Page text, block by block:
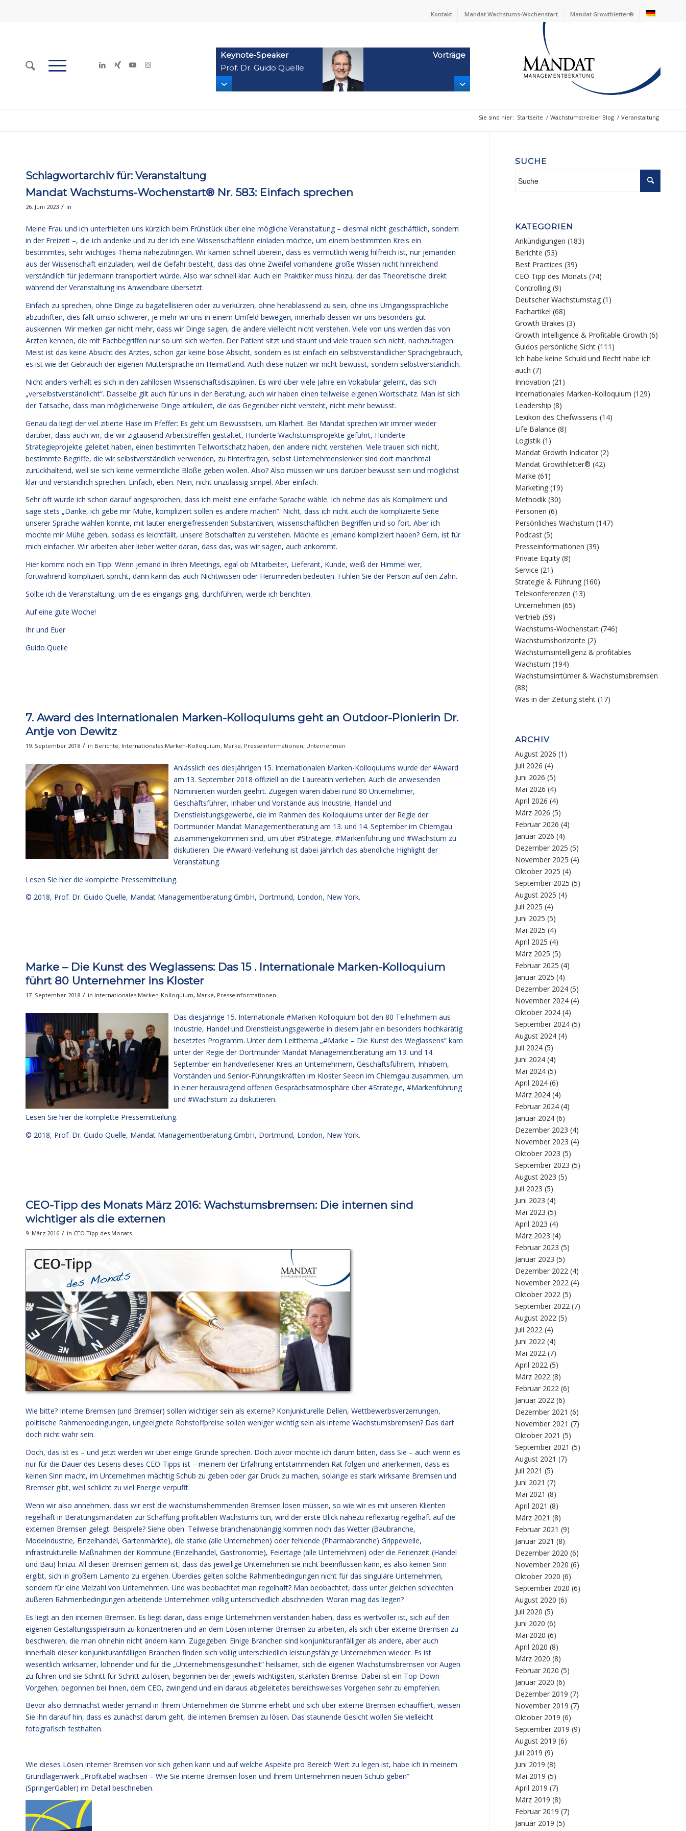
Kontakt Mandat Wachstums-Wochenstart Mandat Growthletter®
Keynote‑Speaker
Prof. Dr. Guido Quelle
Vorträge
Sie sind hier: Startseite / Wachstumstreiber Blog / Veranstaltung
Schlagwortarchiv für: Veranstaltung
Mandat Wachstums-Wochenstart® Nr. 583: Einfach sprechen
26. Juni 2023 / in
Meine Frau und ich unterhielten uns kürzlich beim Frühstück über eine mögliche Veranstaltung – diesmal nicht geschäftlich, sondern
in der Freizeit –, die ich andenke und zu der ich eine Wissenschaftlerin einladen möchte, um einem bestimmten Kreis ein
bestimmtes, sehr wichtiges Thema nahezubringen. Wir kamen schnell überein, dass es vermutlich wenig hilfreich ist, nur jemanden
aus der Wissenschaft einzuladen, weil die Gefahr besteht, dass das ohne Zweifel vorhandene große Wissen nicht hinreichend
verständlich für jedermann transportiert würde. Also war schnell klar: Auch ein Praktiker muss hinzu, der das Theoretische direkt
während der Veranstaltung ins Anwendbare übersetzt.
Einfach zu sprechen, ohne Dinge zu bagatellisieren oder zu verkürzen, ohne herablassend zu sein, ohne ins Umgangssprachliche
abzudriften, dies fällt umso schwerer, je mehr wir uns in einem Umfeld bewegen, innerhalb dessen wir uns besonders gut
auskennen. Wir merken gar nicht mehr, dass wir Dinge sagen, die andere vielleicht nicht verstehen. Viele von uns werden das von
Ärzten kennen, die mit Fachbegriffen nur so um sich werfen. Der Patient sitzt und staunt und viele trauen sich nicht, nachzufragen.
Meist ist das keine Absicht des Arztes, schon gar keine böse Absicht, sondern es ist einfach ein selbstverständlicher Sprachgebrauch,
es ist wie der Gebrauch der eigenen Muttersprache im Heimatland. Auch diese nutzen wir nicht bewusst, sondern selbstverständlich.
Nicht anders verhält es sich in den zahllosen Wissenschaftsdisziplinen. Es wird über viele Jahre ein Vokabular gelernt, das sich
„verselbstverständlicht“. Dasselbe gilt auch für uns in der Beratung, auch wir haben einen teilweise eigenen Wortschatz. Man ist sich
der Tatsache, dass man möglicherweise Dinge artikuliert, die das Gegenüber nicht versteht, nicht mehr bewusst.
Genau da liegt der viel zitierte Hase im Pfeffer: Es geht um Bewusstsein, um Klarheit. Bei Mandat sprechen wir immer wieder
darüber, dass auch wir, die wir zigtausend Arbeitstreffen gestaltet, Hunderte Wachstumsprojekte geführt, Hunderte
Strategieprojekte geleitet haben, einen bestimmten Teilwortschatz haben, den andere nicht verstehen. Viele trauen sich nicht,
bestimmte Begriffe, die wir selbstverständlich verwenden, zu hinterfragen, selbst Unternehmenslenker sind dort manchmal
zurückhaltend, weil sie sich keine vermeintliche Blöße geben wollen. Also? Also müssen wir uns darüber bewusst sein und möglichst
klar und verständlich sprechen. Einfach, eben. Nein, nicht unzulässig simpel. Aber einfach.
Sehr oft wurde ich schon darauf angesprochen, dass ich meist eine einfache Sprache wähle. Ich nehme das als Kompliment und
sage stets „Danke, ich gebe mir Mühe, kompliziert sollen es andere machen“. Nicht, dass ich nicht auch die komplizierte Seite
unserer Sprache wählen könnte, mit lauter energiefressenden Substantiven, wissenschaftlichen Begriffen und so fort. Aber ich
möchte mir Mühe geben, sodass es leichtfällt, unsere Botschaften zu verstehen. Möchte es jemand kompliziert haben? Gern, ist für
mich einfacher. Wir arbeiten aber lieber weiter daran, dass das, was wir sagen, auch ankommt.
Hier kommt noch ein Tipp: Wenn jemand in Ihren Meetings, egal ob Mitarbeiter, Lieferant, Kunde, weiß der Himmel wer,
fortwährend kompliziert spricht, dann kann das auch Nichtwissen oder Herumreden bedeuten. Fühlen Sie der Person auf den Zahn.
Sollte ich die Veranstaltung, um die es eingangs ging, durchführen, werde ich berichten.
Auf eine gute Woche!
Ihr und Euer
Guido Quelle
7. Award des Internationalen Marken-Kolloquiums geht an Outdoor-Pionierin Dr.
Antje von Dewitz
19. September 2018 / in Berichte, Internationales Marken-Kolloquium, Marke, Presseinformationen, Unternehmen
Anlässlich des diesjährigen 15. Internationalen Marken-Kolloquiums wurde der #Award
am 13. September 2018 offiziell an die Laureatin verliehen. Auch die anwesenden
Nominierten wurden geehrt. Zugegen waren dabei rund 80 Unternehmer,
Geschäftsführer, Inhaber und Vorstände aus Industrie, Handel und
Dienstleistungsgewerbe, die im Rahmen des Kolloquiums unter der Regie der
Dortmunder Mandat Managementberatung am 13. und 14. September im Chiemgau
zusammengekommen sind, um über #Strategie, #Markenführung und #Wachstum zu
diskutieren. Die #Award-Verleihung ist dabei jährlich das abendliche Highlight der
Veranstaltung.
Lesen Sie hier die komplette Pressemitteilung.
© 2018, Prof. Dr. Guido Quelle, Mandat Managementberatung GmbH, Dortmund, London, New York.
Marke – Die Kunst des Weglassens: Das 15 . Internationale Marken-Kolloquium
führt 80 Unternehmer ins Kloster
17. September 2018 / in Internationales Marken-Kolloquium, Marke, Presseinformationen
Das diesjährige 15. Internationale #Marken-Kolloquium bot den 80 Teilnehmern aus
Industrie, Handel und Dienstleistungsgewerbe in diesem Jahr ein besonders hochkarätig
besetztes Programm. Unter dem Leitthema „#Marke – Die Kunst des Weglassens“ kam
unter der Regie der Dortmunder Mandat Managementberatung am 13. und 14.
September ein handverlesener Kreis an Unternehmern, Geschäftsführern, Inhabern,
Vorständen und Senior-Führungskräften im Kloster Seeon im Chiemgau zusammen, um
in einer herausragend offenen Gesprächsatmosphäre über #Strategie, #Markenführung
und #Wachstum zu diskutieren.
Lesen Sie hier die komplette Pressemitteilung.
© 2018, Prof. Dr. Guido Quelle, Mandat Managementberatung GmbH, Dortmund, London, New York.
CEO-Tipp des Monats März 2016: Wachstumsbremsen: Die internen sind
wichtiger als die externen
9. März 2016 / in CEO Tipp des Monats
Wie bitte? Interne Bremsen (und Bremser) sollen wichtiger sein als externe? Konjunkturelle Dellen, Wettbewerbsverzerrungen,
politische Rahmenbedingungen, ungeeignete Rohstoffpreise sollen weniger wichtig sein als interne Wachstumsbremsen? Das darf
doch nicht wahr sein.
Doch, das ist es – und jetzt werden wir über einige Gründe sprechen. Doch zuvor möchte ich darum bitten, dass Sie – auch wenn es
nur für die Dauer des Lesens dieses CEO-Tipps ist – meinem der Erfahrung entstammenden Rat folgen und anerkennen, dass es
keinen Sinn macht, im Unternehmen mächtig Schub zu geben oder gar Druck zu machen, solange es stark wirksame Bremsen und
Bremser gibt, weil schlicht zu viel Energie verpufft.
Wenn wir also annehmen, dass wir erst die wachstumshemmenden Bremsen lösen müssen, so wie wir es mit unseren Klienten
regelhaft in Beratungsmandaten zur Schaffung profitablen Wachstums tun, wird der erste Blick nahezu reflexartig regelhaft auf die
externen Bremsen gelegt. Beispiele? Siehe oben. Teilweise branchenabhängig kommen noch das Wetter (Baubranche,
Modeindustrie, Einzelhandel, Gartenmärkte), die starke (alle Unternehmen) oder fehlende (Pharmabranche) Grippewelle,
infrastrukturelle Maßnahmen der Kommune (Einzelhandel, Gastronomie), Feiertage (alle Unternehmen) oder die Ferienzeit (Handel
und Bau) hinzu. All diesen Bremsen gemein ist, dass das jeweilige Unternehmen sie nicht beeinflussen kann, es also keinen Sinn
ergibt, sich in großem Lamento zu ergehen. Überdies gelten solche Rahmenbedingungen nicht für das singuläre Unternehmen,
sondern für eine Vielzahl von Unternehmen. Und was beobachtet man regelhaft? Man beobachtet, dass unter gleichen schlechten
äußeren Rahmenbedingungen arbeitende Unternehmen völlig unterschiedlich abschneiden. Woran mag das liegen?
Es liegt an den internen Bremsen. Es liegt daran, dass einige Unternehmen verstanden haben, dass es wertvoller ist, sich auf den
eigenen Gestaltungsspielraum zu konzentrieren und an dem Lösen interner Bremsen zu arbeiten, als sich über externe Bremsen zu
beschweren, die man ohnehin nicht ändern kann. Zugegeben: Einige Branchen sind konjunkturanfälliger als andere, aber auch
innerhalb dieser konjunkturanfälligen Branchen finden sich völlig unterschiedlich leistungsfähige Unternehmen wieder. Es ist
wesentlich wirksamer, lohnender und für die „Unternehmensgesundheit“ heilsamer, sich die eigenen Wachstumsbremsen vor Augen
zu führen und sie Schritt für Schritt zu lösen, begonnen bei der jeweils wichtigsten, stärksten Bremse. Dabei ist ein Top-Down-
Vorgehen, begonnen bei Ihnen, dem CEO, zwingend und ein daraus abgeleitetes bereichsweises Vorgehen sehr zu empfehlen.
Bevor also demnächst wieder jemand in Ihrem Unternehmen die Stimme erhebt und sich über externe Bremsen echauffiert, weisen
Sie ihn darauf hin, dass es zunächst darum geht, die internen Bremsen zu lösen. Das staunende Gesicht wollen Sie vielleicht
fotografisch festhalten.
Wie dieses Lösen interner Bremsen vor sich gehen kann und auf welche Aspekte pro Bereich Wert zu legen ist, habe ich in meinem
Grundlagenwerk „Profitabel wachsen – Wie Sie interne Bremsen lösen und Ihrem Unternehmen neuen Schub geben“
(SpringerGabler) im Detail beschrieben.
SUCHE
KATEGORIEN
Ankündigungen (183)
Berichte (53)
Best Practices (39)
CEO Tipp des Monats (74)
Controlling (9)
Deutscher Wachstumstag (1)
Fachartikel (68)
Growth Brakes (3)
Growth Intelligence & Profitable Growth (6)
Guidos persönliche Sicht (111)
Ich habe keine Schuld und Recht habe ich
auch (7)
Innovation (21)
Internationales Marken-Kolloquium (129)
Leadership (8)
Lexikon des Chefwissens (14)
Life Balance (8)
Logistik (1)
Mandat Growth Indicator (2)
Mandat Growthletter® (42)
Marke (61)
Marketing (19)
Methodik (30)
Personen (6)
Persönliches Wachstum (147)
Podcast (5)
Presseinformationen (39)
Private Equity (8)
Service (21)
Strategie & Führung (160)
Telekonferenzen (13)
Unternehmen (65)
Vertrieb (59)
Wachstums-Wochenstart (746)
Wachstumshorizonte (2)
Wachstumsintelligenz & profitables
Wachstum (194)
Wachstumsirrtümer & Wachstumsbremsen
(88)
Was in der Zeitung steht (17)
ARCHIV
August 2026 (1)
Juli 2026 (4)
Juni 2026 (5)
Mai 2026 (4)
April 2026 (4)
März 2026 (5)
Februar 2026 (4)
Januar 2026 (4)
Dezember 2025 (5)
November 2025 (4)
Oktober 2025 (4)
September 2025 (5)
August 2025 (4)
Juli 2025 (4)
Juni 2025 (5)
Mai 2025 (4)
April 2025 (4)
März 2025 (5)
Februar 2025 (4)
Januar 2025 (4)
Dezember 2024 (5)
November 2024 (4)
Oktober 2024 (4)
September 2024 (5)
August 2024 (4)
Juli 2024 (5)
Juni 2024 (4)
Mai 2024 (5)
April 2024 (6)
März 2024 (4)
Februar 2024 (4)
Januar 2024 (6)
Dezember 2023 (4)
November 2023 (4)
Oktober 2023 (5)
September 2023 (5)
August 2023 (5)
Juli 2023 (5)
Juni 2023 (4)
Mai 2023 (5)
April 2023 (4)
März 2023 (4)
Februar 2023 (5)
Januar 2023 (5)
Dezember 2022 (4)
November 2022 (4)
Oktober 2022 (5)
September 2022 (7)
August 2022 (5)
Juli 2022 (4)
Juni 2022 (4)
Mai 2022 (7)
April 2022 (5)
März 2022 (8)
Februar 2022 (6)
Januar 2022 (6)
Dezember 2021 (6)
November 2021 (7)
Oktober 2021 (5)
September 2021 (5)
August 2021 (7)
Juli 2021 (5)
Juni 2021 (7)
Mai 2021 (8)
April 2021 (8)
März 2021 (8)
Februar 2021 (9)
Januar 2021 (8)
Dezember 2020 (6)
November 2020 (6)
Oktober 2020 (6)
September 2020 (6)
August 2020 (6)
Juli 2020 (5)
Juni 2020 (6)
Mai 2020 (6)
April 2020 (8)
März 2020 (8)
Februar 2020 (5)
Januar 2020 (6)
Dezember 2019 (7)
November 2019 (7)
Oktober 2019 (6)
September 2019 (9)
August 2019 (6)
Juli 2019 (9)
Juni 2019 (8)
Mai 2019 (5)
April 2019 (7)
März 2019 (8)
Februar 2019 (7)
Januar 2019 (5)